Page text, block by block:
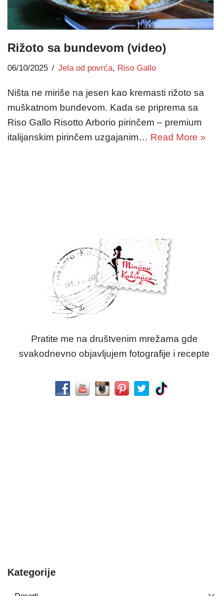
Rižoto sa bundevom (video)
06/10/2025 Jela od povrća, Riso Gallo
Ništa ne miriše na jesen kao kremasti rižoto sa
muškatnom bundevom. Kada se priprema sa
Riso Gallo Risotto Arborio pirinčem – premium
italijanskim pirinčem uzgajanim… Read More »
Pratite me na društvenim mrežama gde
svakodnevno objavljujem fotografije i recepte
Kategorije